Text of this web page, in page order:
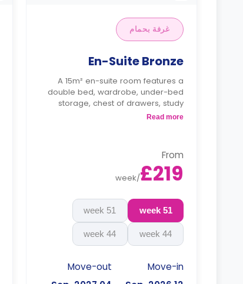
غرفة بحمام
En-Suite Bronze
A 15m² en-suite room features a
double bed, wardrobe, under-bed
storage, chest of drawers, study
space, private bathroom, shared
with surcharge**
Read more
From
£219
/
week
51 week
51 week
44 week
44 week
Move-in
Move-out